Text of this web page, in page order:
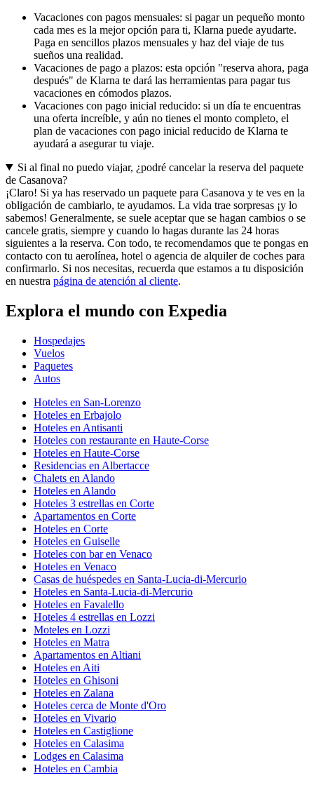
Vacaciones con pagos mensuales: si pagar un pequeño monto
cada mes es la mejor opción para ti, Klarna puede ayudarte.
Paga en sencillos plazos mensuales y haz del viaje de tus
sueños una realidad.
Vacaciones de pago a plazos: esta opción "reserva ahora, paga
después" de Klarna te dará las herramientas para pagar tus
vacaciones en cómodos plazos.
Vacaciones con pago inicial reducido: si un día te encuentras
una oferta increíble, y aún no tienes el monto completo, el
plan de vacaciones con pago inicial reducido de Klarna te
ayudará a asegurar tu viaje.
Si al final no puedo viajar, ¿podré cancelar la reserva del paquete
de Casanova?
¡Claro! Si ya has reservado un paquete para Casanova y te ves en la
obligación de cambiarlo, te ayudamos. La vida trae sorpresas ¡y lo
sabemos! Generalmente, se suele aceptar que se hagan cambios o se
cancele gratis, siempre y cuando lo hagas durante las 24 horas
siguientes a la reserva. Con todo, te recomendamos que te pongas en
contacto con tu aerolínea, hotel o agencia de alquiler de coches para
confirmarlo. Si nos necesitas, recuerda que estamos a tu disposición
en nuestra página de atención al cliente.
Explora el mundo con Expedia
Hospedajes
Vuelos
Paquetes
Autos
Hoteles en San-Lorenzo
Hoteles en Erbajolo
Hoteles en Antisanti
Hoteles con restaurante en Haute-Corse
Hoteles en Haute-Corse
Residencias en Albertacce
Chalets en Alando
Hoteles en Alando
Hoteles 3 estrellas en Corte
Apartamentos en Corte
Hoteles en Corte
Hoteles en Guiselle
Hoteles con bar en Venaco
Hoteles en Venaco
Casas de huéspedes en Santa-Lucia-di-Mercurio
Hoteles en Santa-Lucia-di-Mercurio
Hoteles en Favalello
Hoteles 4 estrellas en Lozzi
Moteles en Lozzi
Hoteles en Matra
Apartamentos en Altiani
Hoteles en Aiti
Hoteles en Ghisoni
Hoteles en Zalana
Hoteles cerca de Monte d'Oro
Hoteles en Vivario
Hoteles en Castiglione
Hoteles en Calasima
Lodges en Calasima
Hoteles en Cambia